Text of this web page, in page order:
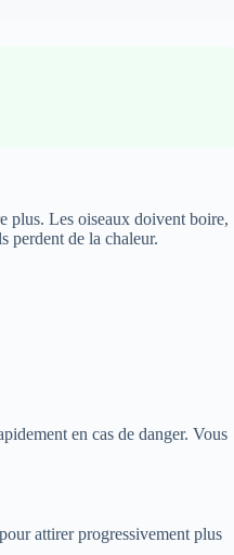
plus. Les oiseaux doivent boire,
perdent de la chaleur.
en cas de danger. Vous
attirer progressivement plus